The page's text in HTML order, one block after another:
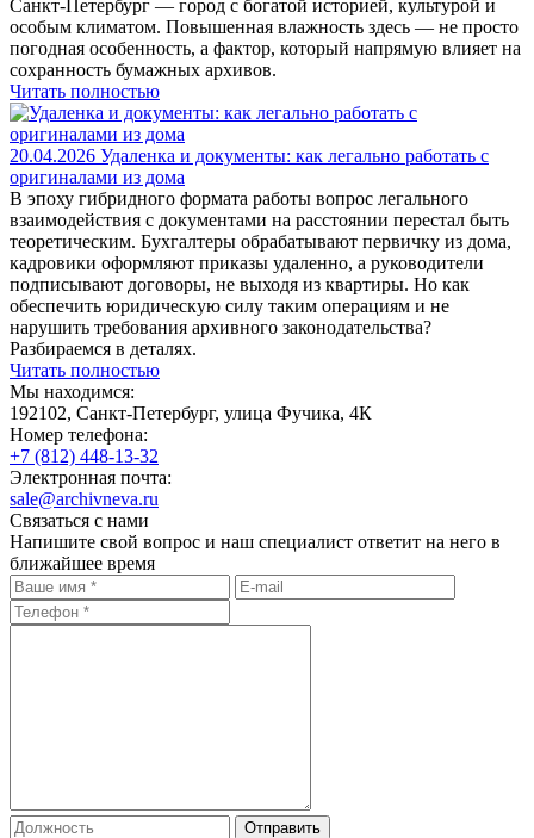
Санкт-Петербург — город с богатой историей, культурой и
особым климатом. Повышенная влажность здесь — не просто
погодная особенность, а фактор, который напрямую влияет на
сохранность бумажных архивов.
Читать полностью
20.04.2026 Удаленка и документы: как легально работать с
оригиналами из дома
В эпоху гибридного формата работы вопрос легального
взаимодействия с документами на расстоянии перестал быть
теоретическим. Бухгалтеры обрабатывают первичку из дома,
кадровики оформляют приказы удаленно, а руководители
подписывают договоры, не выходя из квартиры. Но как
обеспечить юридическую силу таким операциям и не
нарушить требования архивного законодательства?
Разбираемся в деталях.
Читать полностью
Мы находимся:
192102, Санкт-Петербург, улица Фучика, 4К
Номер телефона:
+7 (812) 448-13-32
Электронная почта:
sale@archivneva.ru
Связаться с нами
Напишите свой вопрос и наш специалист ответит на него в
ближайшее время
Отправить